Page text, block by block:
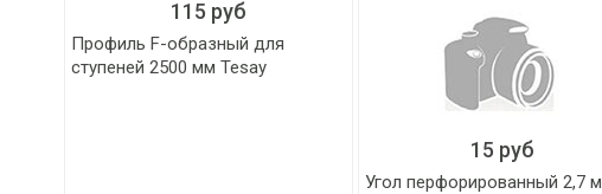
115 руб
Профиль F-образный для
ступеней 2500 мм Tesay
15 руб
Угол перфорированный 2,7 м